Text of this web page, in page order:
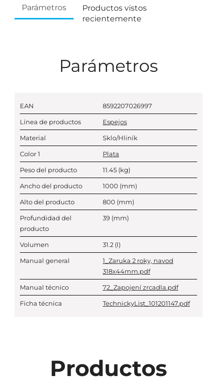
Parámetros
Productos vistos
recientemente
Parámetros
EAN 8592207026997
Línea de productos Espejos
Material Sklo/Hliník
Color 1 Plata
Peso del producto 11.45 (kg)
Ancho del producto 1000 (mm)
Alto del producto 800 (mm)
Profundidad del
producto
39 (mm)
Volumen 31.2 (l)
Manual general
1_Zaruka 2 roky, navod
318x44mm.pdf
Manual técnico 72_Zapojení zrcadla.pdf
Ficha técnica TechnickyList_101201147.pdf
Productos